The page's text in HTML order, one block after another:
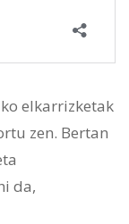
elkarrizketak
zen. Bertan
da,